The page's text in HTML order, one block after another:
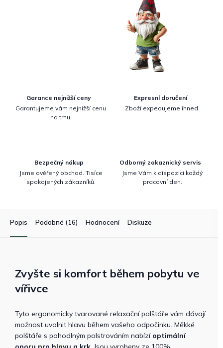
Garance nejnižší ceny
Garantujeme vám nejnižší cenu
na trhu.
Expresní doručení
Zboží expedujeme ihned.
Bezpečný nákup
Jsme ověřený obchod. Tisíce
spokojených zákazníků.
Odborný zakaznický servis
Jsme Vám k dispozici každý
pracovní den.
Popis Podobné (16) Hodnocení Diskuze
Zvyšte si komfort během pobytu ve
vířivce
Tyto ergonomicky tvarované relaxační polštáře vám dávají
možnost uvolnit hlavu během vašeho odpočinku. Měkké
polštáře s pohodlným polstrováním nabízí optimální